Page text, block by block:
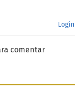
Login
comentar